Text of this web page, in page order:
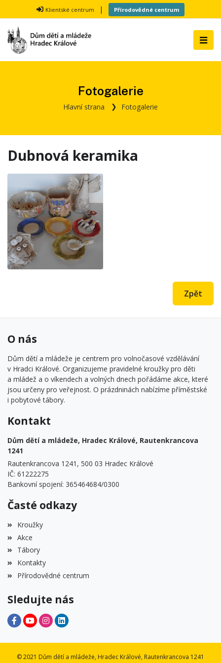
Klientské centrum | Přírodovědné centrum
Fotogalerie
Hlavní strana Fotogalerie
Dubnová keramika
Zpět
O nás
Dům dětí a mládeže je centrem pro volnočasové vzdělávání
v Hradci Králové. Organizujeme pravidelné kroužky pro děti
a mládež a o víkendech a volných dnech pořádáme akce, které
jsou určeny pro veřejnost. O prázdninách nabízíme příměstské
i pobytové tábory.
Kontakt
Dům dětí a mládeže, Hradec Králové, Rautenkrancova
1241
Rautenkrancova 1241, 500 03 Hradec Králové
IČ: 61222275
Bankovní spojení: 365464684/0300
Časté odkazy
Kroužky
Akce
Tábory
Kontakty
Přírodovědné centrum
Sledujte nás
© 2021 Dům dětí a mládeže, Hradec Králové, Rautenkrancova 1241